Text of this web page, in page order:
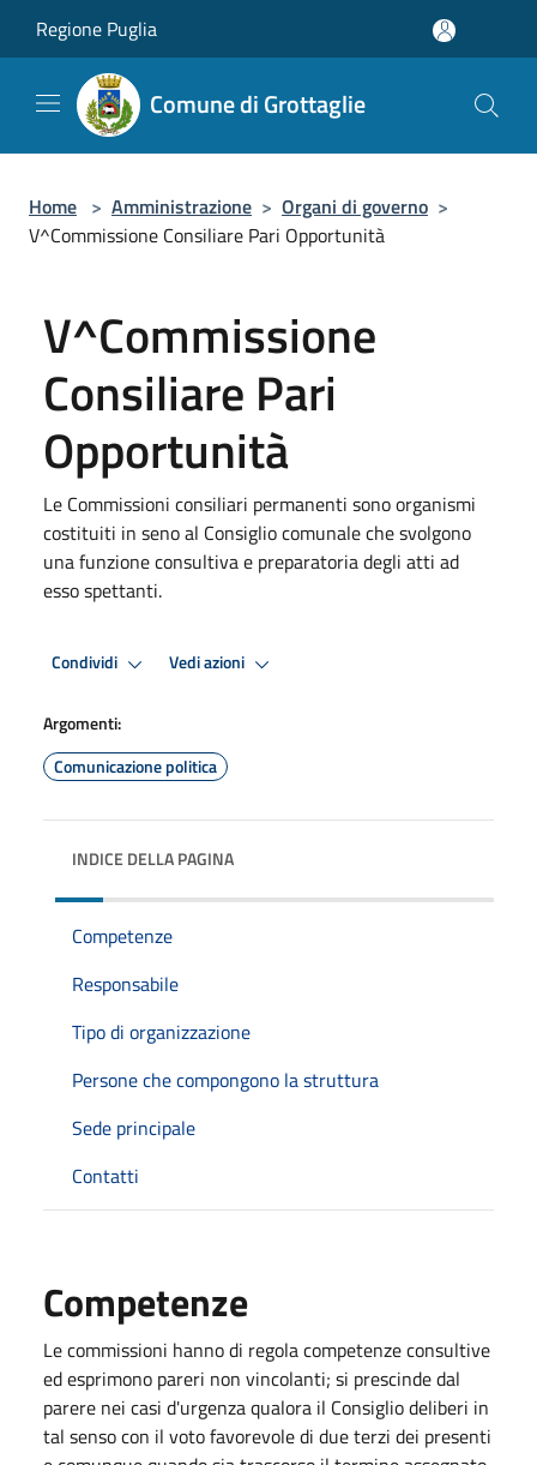
Regione Puglia
Comune di Grottaglie
Home > Amministrazione > Organi di governo >
V^Commissione Consiliare Pari Opportunità
V^Commissione
Consiliare Pari
Opportunità
Le Commissioni consiliari permanenti sono organismi
costituiti in seno al Consiglio comunale che svolgono
una funzione consultiva e preparatoria degli atti ad
esso spettanti.
Condividi Vedi azioni
Argomenti:
Comunicazione politica
INDICE DELLA PAGINA
Competenze
Responsabile
Tipo di organizzazione
Persone che compongono la struttura
Sede principale
Contatti
Competenze
Le commissioni hanno di regola competenze consultive
ed esprimono pareri non vincolanti; si prescinde dal
parere nei casi d'urgenza qualora il Consiglio deliberi in
tal senso con il voto favorevole di due terzi dei presenti